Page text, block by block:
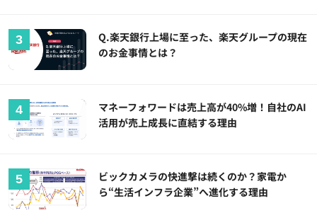
Q.楽天銀行上場に至った、楽天グループの現在
のお金事情とは？
マネーフォワードは売上高が40%増！自社のAI
活用が売上成長に直結する理由
ビックカメラの快進撃は続くのか？家電か
ら“生活インフラ企業”へ進化する理由